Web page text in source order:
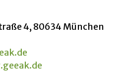
4, 80634 München